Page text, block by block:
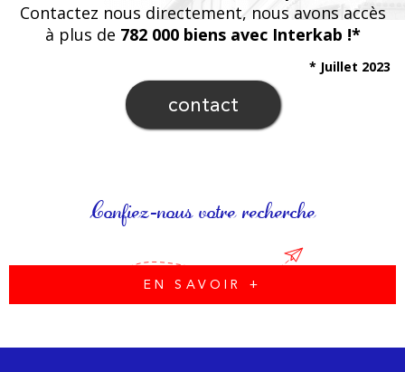
Contactez nous directement, nous avons accès
à plus de 782 000 biens avec Interkab !*
contact
* Juillet 2023
Confiez-nous votre recherche
EN SAVOIR +